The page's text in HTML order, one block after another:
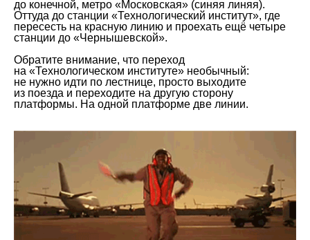
до конечной, метро «Московская» (синяя линяя).
Оттуда до станции «Технологический институт», где
пересесть на красную линию и проехать ещё четыре
станции до «Чернышевской».
Обратите внимание, что переход
на «Технологическом институте» необычный:
не нужно идти по лестнице, просто выходите
из поезда и переходите на другую сторону
платформы. На одной платформе две линии.